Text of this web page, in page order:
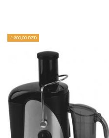
-1 300,00 DZD